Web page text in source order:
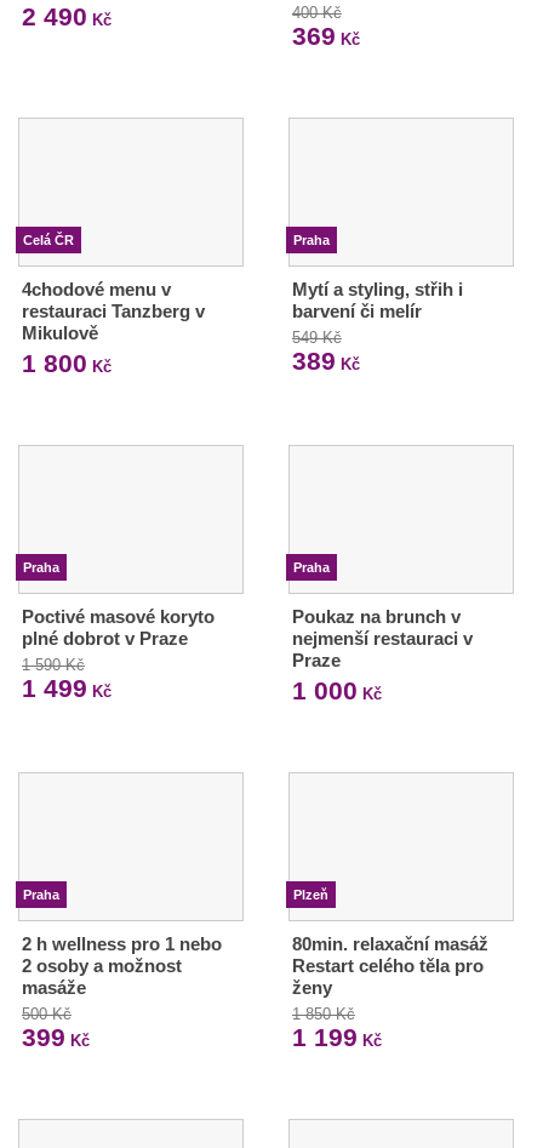
2 490 Kč 400 Kč
369 Kč
Celá ČR
4chodové menu v
restauraci Tanzberg v
Mikulově
1 800 Kč
Praha
Mytí a styling, střih i
barvení či melír
549 Kč
389 Kč
Praha
Poctivé masové koryto
plné dobrot v Praze
1 590 Kč
1 499 Kč
Praha
Poukaz na brunch v
nejmenší restauraci v
Praze
1 000 Kč
Praha
2 h wellness pro 1 nebo
2 osoby a možnost
masáže
500 Kč
399 Kč
Plzeň
80min. relaxační masáž
Restart celého těla pro
ženy
1 850 Kč
1 199 Kč